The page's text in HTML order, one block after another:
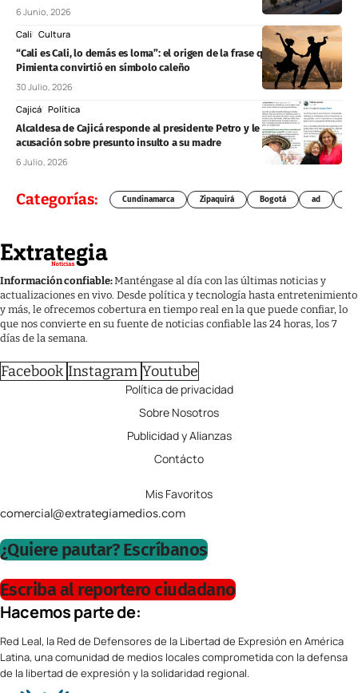
6 Junio, 2026
Cali Cultura
“Cali es Cali, lo demás es loma”: el origen de la frase que Piper
Pimienta convirtió en símbolo caleño
30 Julio, 2026
Cajicá Política
Alcaldesa de Cajicá responde al presidente Petro y le pide rectificar
acusación sobre presunto insulto a su madre
6 Julio, 2026
Categorías: Cundinamarca Zipaquirá Bogotá ad
Información confiable:Manténgase al día con las últimas noticias y
actualizaciones en vivo. Desde política y tecnología hasta entretenimiento
y más, le ofrecemos cobertura en tiempo real en la que puede confiar, lo
que nos convierte en su fuente de noticias confiable las 24 horas, los 7
días de la semana.
Facebook Instagram Youtube
Política de privacidad
Sobre Nosotros
Publicidad y Alianzas
Contácto
Mis Favoritos
comercial@extrategiamedios.com
¿Quiere pautar? Escríbanos
Escriba al reportero ciudadano
Hacemos parte de:
Red Leal, la Red de Defensores de la Libertad de Expresión en América
Latina, una comunidad de medios locales comprometida con la defensa
de la libertad de expresión y la solidaridad regional.